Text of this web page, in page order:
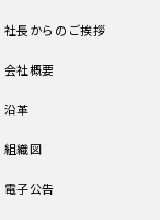
社長からのご挨拶
会社概要
沿革
組織図
電子公告